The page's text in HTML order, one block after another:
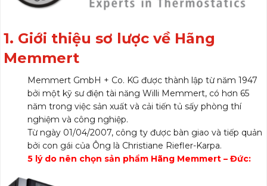
1. Giới thiệu sơ lược về Hãng
Memmert
Memmert GmbH + Co. KG được thành lập từ năm 1947
bởi một kỹ sư điện tài năng Willi Memmert, có hơn 65
năm trong việc sản xuất và cải tiến tủ sấy phòng thí
nghiệm và công nghiệp.
Từ ngày 01/04/2007, công ty được bàn giao và tiếp quản
bởi con gái của Ông là Christiane Riefler-Karpa.
5 lý do nên chọn sản phẩm Hãng Memmert – Đức: